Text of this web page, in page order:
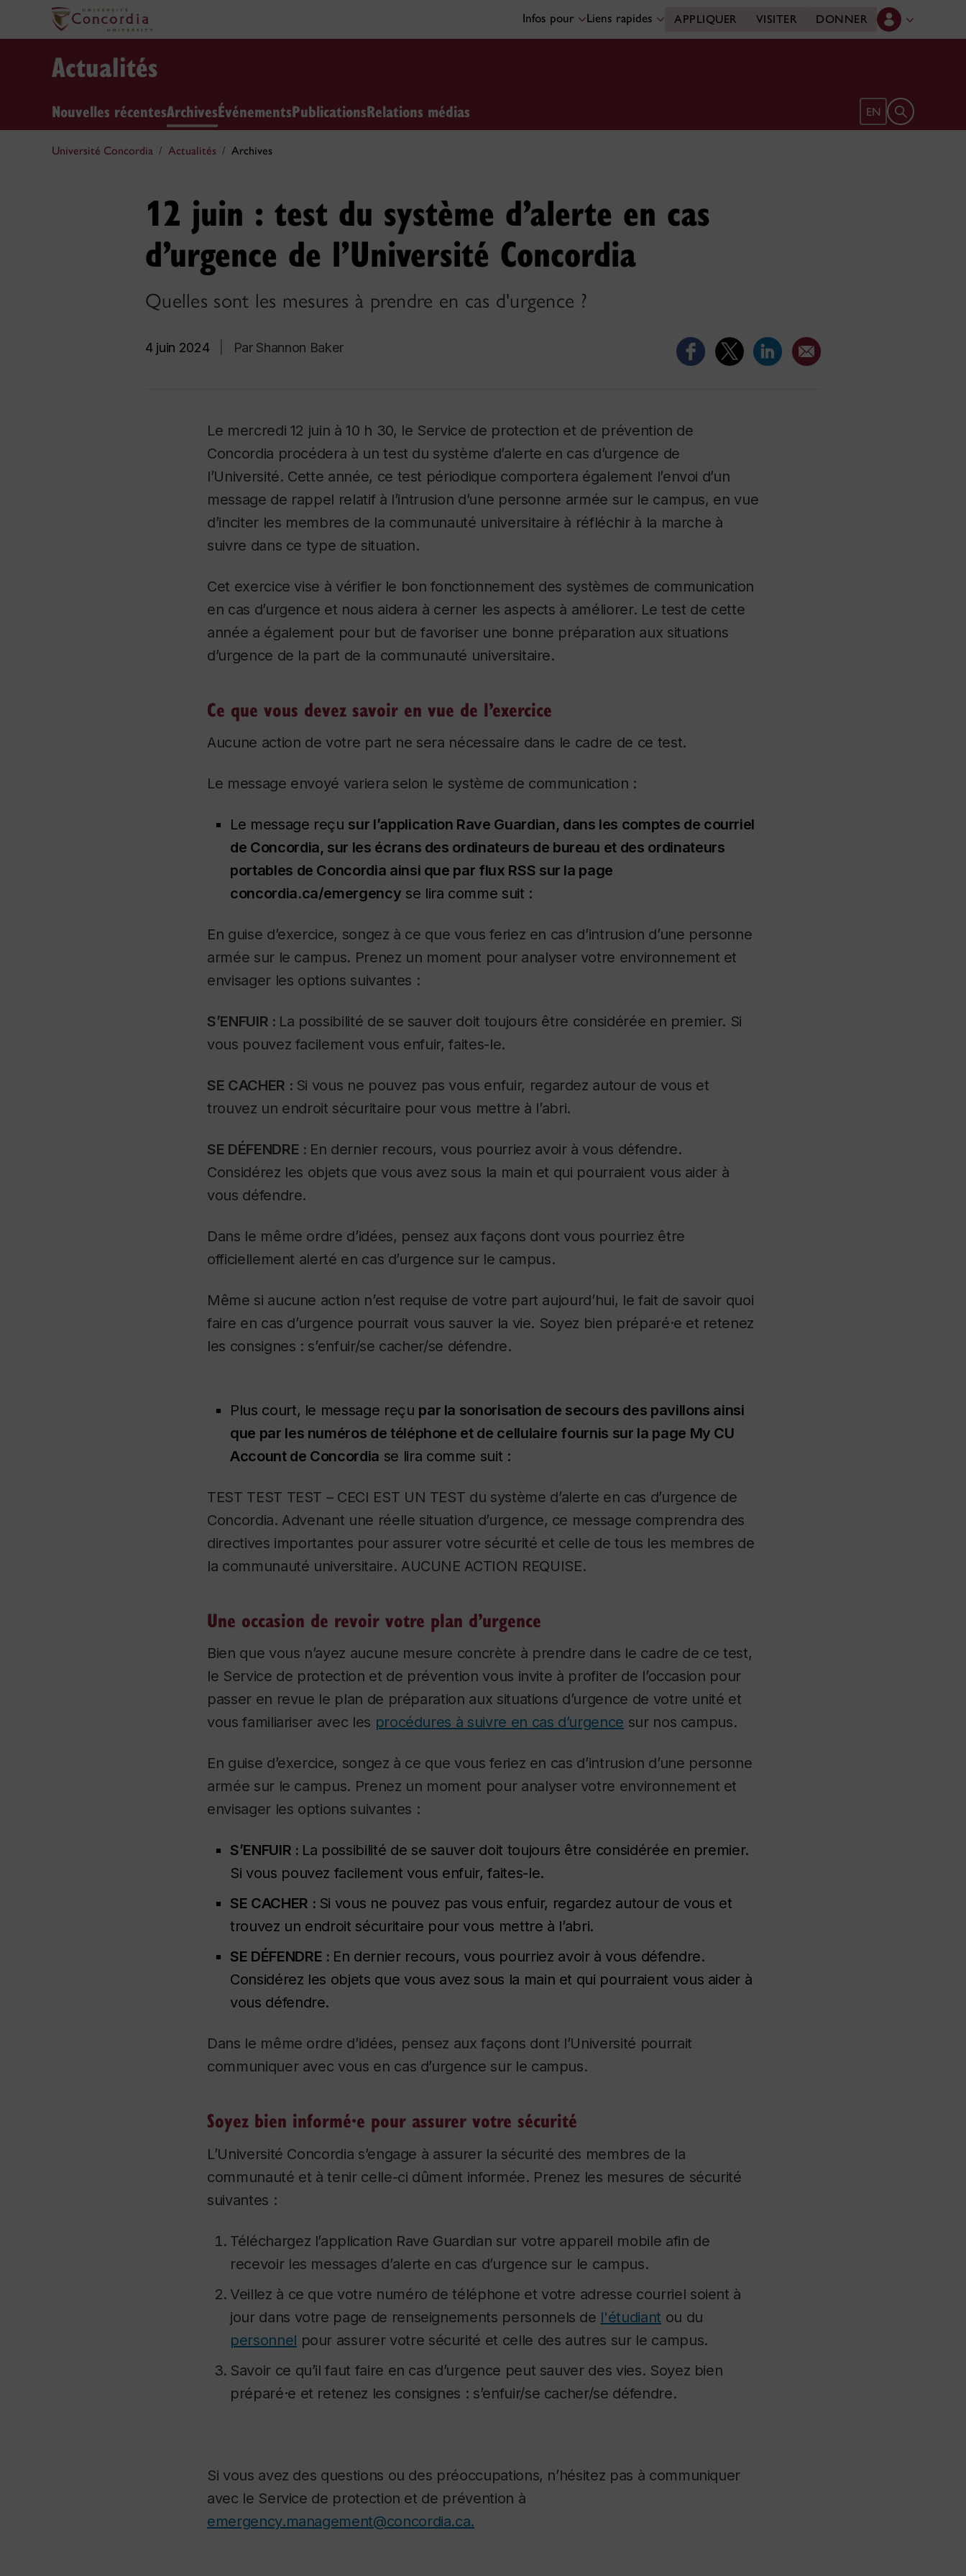
Infos pour Liens rapides APPLIQUER VISITER DONNER
Actualités
Nouvelles récentesArchivesÉvénementsPublicationsRelations médias EN Ouvrir le
Université Concordia Actualités Archives
12 juin : test du système d’alerte en cas
d’urgence de l’Université Concordia
Quelles sont les mesures à prendre en cas d'urgence ?
4 juin 2024 Par Shannon Baker
Le mercredi 12 juin à 10 h 30, le Service de protection et de prévention de
Concordia procédera à un test du système d’alerte en cas d’urgence de
l’Université. Cette année, ce test périodique comportera également l’envoi d’un
message de rappel relatif à l’intrusion d’une personne armée sur le campus, en vue
d’inciter les membres de la communauté universitaire à réfléchir à la marche à
suivre dans ce type de situation.
Cet exercice vise à vérifier le bon fonctionnement des systèmes de communication
en cas d’urgence et nous aidera à cerner les aspects à améliorer. Le test de cette
année a également pour but de favoriser une bonne préparation aux situations
d’urgence de la part de la communauté universitaire.
Ce que vous devez savoir en vue de l’exercice
Aucune action de votre part ne sera nécessaire dans le cadre de ce test.
Le message envoyé variera selon le système de communication :
Le message reçu sur l’application Rave Guardian, dans les comptes de courriel
de Concordia, sur les écrans des ordinateurs de bureau et des ordinateurs
portables de Concordia ainsi que par flux RSS sur la page
concordia.ca/emergency se lira comme suit :
En guise d’exercice, songez à ce que vous feriez en cas d’intrusion d’une personne
armée sur le campus. Prenez un moment pour analyser votre environnement et
envisager les options suivantes :
S’ENFUIR : La possibilité de se sauver doit toujours être considérée en premier. Si
vous pouvez facilement vous enfuir, faites-le.
SE CACHER : Si vous ne pouvez pas vous enfuir, regardez autour de vous et
trouvez un endroit sécuritaire pour vous mettre à l’abri.
SE DÉFENDRE : En dernier recours, vous pourriez avoir à vous défendre.
Considérez les objets que vous avez sous la main et qui pourraient vous aider à
vous défendre.
Dans le même ordre d’idées, pensez aux façons dont vous pourriez être
officiellement alerté en cas d’urgence sur le campus.
Même si aucune action n’est requise de votre part aujourd’hui, le fait de savoir quoi
faire en cas d’urgence pourrait vous sauver la vie. Soyez bien préparé·e et retenez
les consignes : s’enfuir/se cacher/se défendre.
Plus court, le message reçu par la sonorisation de secours des pavillons ainsi
que par les numéros de téléphone et de cellulaire fournis sur la page My CU
Account de Concordia se lira comme suit :
TEST TEST TEST – CECI EST UN TEST du système d’alerte en cas d’urgence de
Concordia.Advenant une réelle situation d’urgence, ce message comprendra des
directives importantes pour assurer votre sécurité et celle de tous les membres de
la communauté universitaire. AUCUNE ACTION REQUISE.
Une occasion de revoir votre plan d’urgence
Bien que vous n’ayez aucune mesure concrète à prendre dans le cadre de ce test,
le Service de protection et de prévention vous invite à profiter de l’occasion pour
passer en revue le plan de préparation aux situations d’urgence de votre unité et
vous familiariser avec les procédures à suivre en cas d’urgence sur nos campus.
En guise d’exercice, songez à ce que vous feriez en cas d’intrusion d’une personne
armée sur le campus. Prenez un moment pour analyser votre environnement et
envisager les options suivantes :
S’ENFUIR : La possibilité de se sauver doit toujours être considérée en premier.
Si vous pouvez facilement vous enfuir, faites-le.
SE CACHER : Si vous ne pouvez pas vous enfuir, regardez autour de vous et
trouvez un endroit sécuritaire pour vous mettre à l’abri.
SE DÉFENDRE : En dernier recours, vous pourriez avoir à vous défendre.
Considérez les objets que vous avez sous la main et qui pourraient vous aider à
vous défendre.
Dans le même ordre d’idées, pensez aux façons dont l’Université pourrait
communiquer avec vous en cas d’urgence sur le campus.
Soyez bien informé·e pour assurer votre sécurité
L’Université Concordia s’engage à assurer la sécurité des membres de la
communauté et à tenir celle-ci dûment informée. Prenez les mesures de sécurité
suivantes :
Téléchargez l’application Rave Guardian sur votre appareil mobile afin de
recevoir les messages d’alerte en cas d’urgence sur le campus.
Veillez à ce que votre numéro de téléphone et votre adresse courriel soient à
jour dans votre page de renseignements personnels de l'étudiant ou du
personnel pour assurer votre sécurité et celle des autres sur le campus.
Savoir ce qu’il faut faire en cas d’urgence peut sauver des vies. Soyez bien
préparé·e et retenez les consignes : s’enfuir/se cacher/se défendre.
Si vous avez des questions ou des préoccupations, n’hésitez pas à communiquer
avec le Service de protection et de prévention à
emergency.management@concordia.ca.